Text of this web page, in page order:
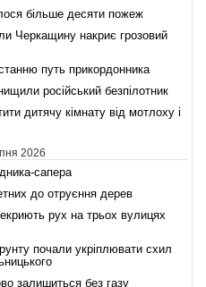
більше десяти пожеж
Черкащину накриє грозовий
путь прикордонника
російський безпілотник
дитячу кімнату від мотлоху і
2026
сапера
до отруєння дерев
рух на трьох вулицях
почали укріплювати схил
залишиться без газу